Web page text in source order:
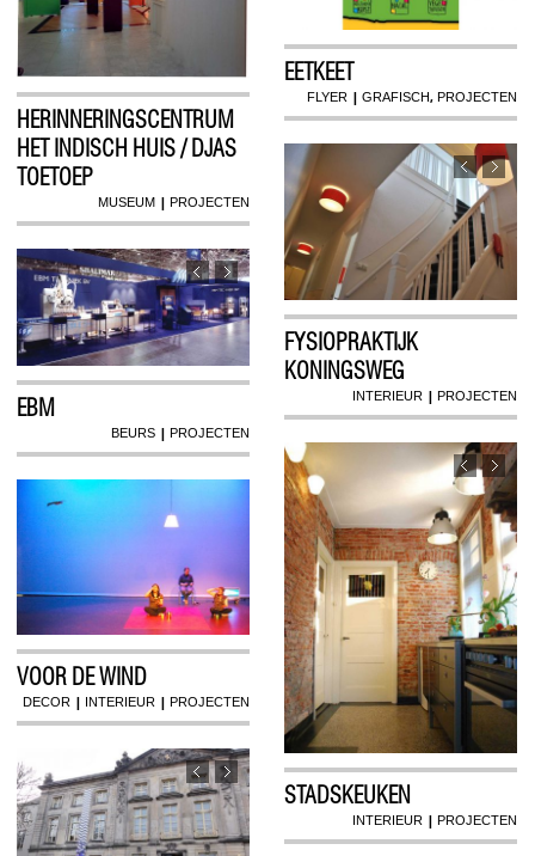
EETKEET
FLYER | GRAFISCH, PROJECTEN
HERINNERINGSCENTRUM
HET INDISCH HUIS / DJAS
TOETOEP
MUSEUM | PROJECTEN
FYSIOPRAKTIJK
KONINGSWEG
INTERIEUR | PROJECTEN
EBM
BEURS | PROJECTEN
STADSKEUKEN
INTERIEUR | PROJECTEN
VOOR DE WIND
DECOR | INTERIEUR | PROJECTEN